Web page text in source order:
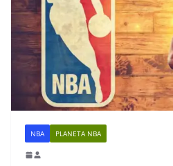
NBA PLANETA NBA